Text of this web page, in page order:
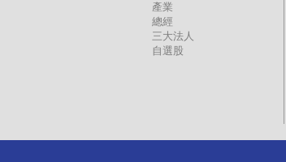
產業
總經
三大法人
自選股